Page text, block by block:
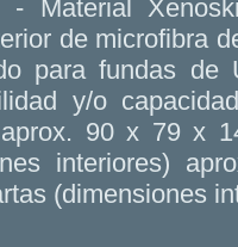
- Material
de microfibra
para fundas de
y/o
90 x 79 x
interiores)
(dimensiones